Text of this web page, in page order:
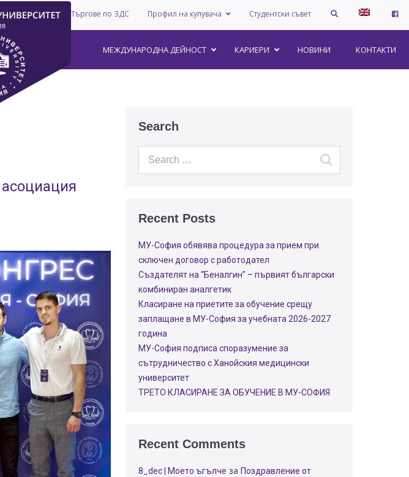
Студентски съвет
Профил на купувача
Търгове по ЗДС
КОНТАКТИ
НОВИНИ
КАРИЕРИ
МЕЖДУНАРОДНА ДЕЙНОСТ
Search
Recent Posts
МУ-София обявява процедура за прием при
сключен договор с работодател
Създателят на “Беналгин” – първият български
комбиниран аналгетик
Класиране на приетите за обучение срещу
заплащане в МУ-София за учебната 2026-2027
година
МУ-София подписа споразумение за
сътрудничество с Ханойския медицински
университет
ТРЕТО КЛАСИРАНЕ ЗА ОБУЧЕНИЕ В МУ-СОФИЯ
Recent Comments
8_dec | Моето ъгълче за Поздравление от